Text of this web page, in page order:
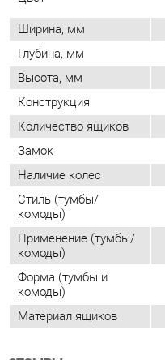
Количество ящиков
Замок
Наличие колес
Стиль (тумбы/
комоды)
Применение (тумбы/
комоды)
Форма (тумбы и
комоды)
Материал ящиков
ОТЗЫВЫ
Пока нет отзывов,